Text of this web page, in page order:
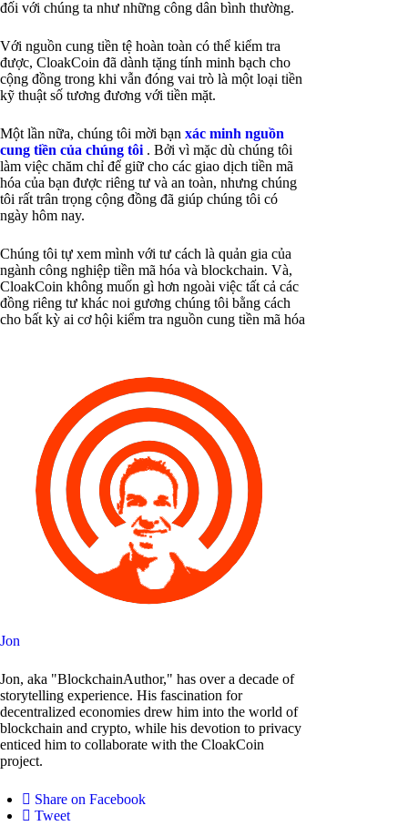
đối với chúng ta như những công dân bình thường.
Với nguồn cung tiền tệ hoàn toàn có thể kiểm tra
được, CloakCoin đã dành tặng tính minh bạch cho
cộng đồng trong khi vẫn đóng vai trò là một loại tiền
kỹ thuật số tương đương với tiền mặt.
Một lần nữa, chúng tôi mời bạn xác minh nguồn
cung tiền của chúng tôi . Bởi vì mặc dù chúng tôi
làm việc chăm chỉ để giữ cho các giao dịch tiền mã
hóa của bạn được riêng tư và an toàn, nhưng chúng
tôi rất trân trọng cộng đồng đã giúp chúng tôi có
ngày hôm nay.
Chúng tôi tự xem mình với tư cách là quản gia của
ngành công nghiệp tiền mã hóa và blockchain. Và,
CloakCoin không muốn gì hơn ngoài việc tất cả các
đồng riêng tư khác noi gương chúng tôi bằng cách
cho bất kỳ ai cơ hội kiểm tra nguồn cung tiền mã hóa
Jon
Jon, aka "BlockchainAuthor," has over a decade of
storytelling experience. His fascination for
decentralized economies drew him into the world of
blockchain and crypto, while his devotion to privacy
enticed him to collaborate with the CloakCoin
project.
Share on Facebook
Tweet